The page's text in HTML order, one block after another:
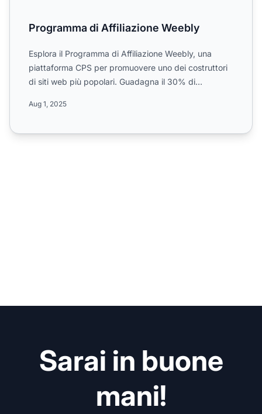
Programma di Affiliazione Weebly
Esplora il Programma di Affiliazione Weebly, una
piattaforma CPS per promuovere uno dei costruttori
di siti web più popolari. Guadagna il 30% di
Aug 1, 2025
Sarai in buone
mani!